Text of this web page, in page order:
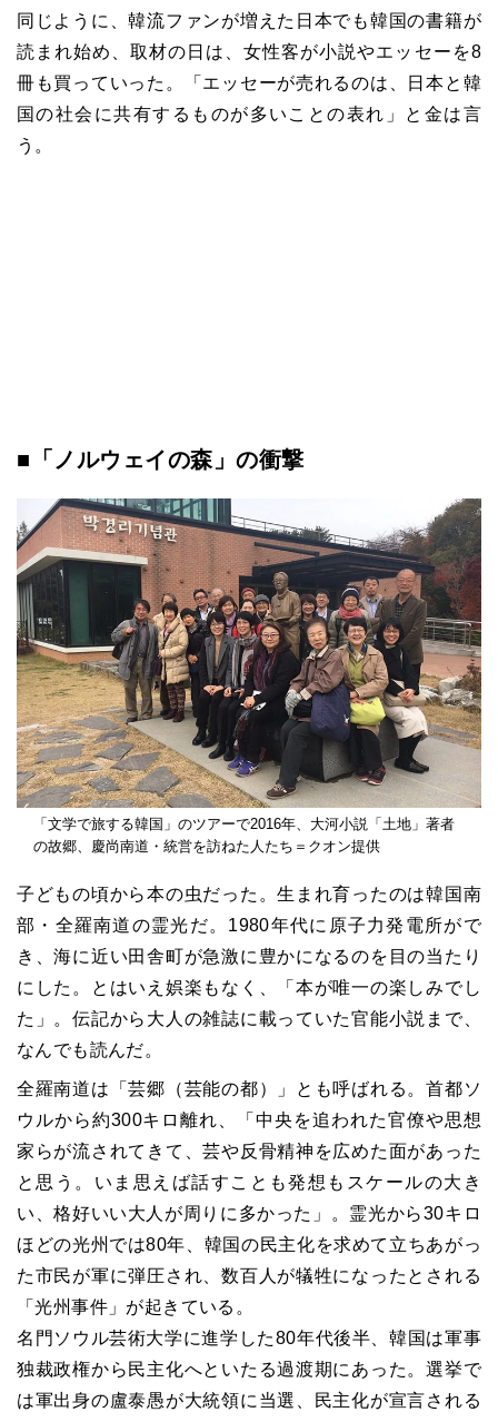
同じように、韓流ファンが増えた日本でも韓国の書籍が
読まれ始め、取材の日は、女性客が小説やエッセーを8
冊も買っていった。「エッセーが売れるのは、日本と韓
国の社会に共有するものが多いことの表れ」と金は言
う。
■「ノルウェイの森」の衝撃
「文学で旅する韓国」のツアーで2016年、大河小説「土地」著者
の故郷、慶尚南道・統営を訪ねた人たち＝クオン提供
子どもの頃から本の虫だった。生まれ育ったのは韓国南
部・全羅南道の霊光だ。1980年代に原子力発電所がで
き、海に近い田舎町が急激に豊かになるのを目の当たり
にした。とはいえ娯楽もなく、「本が唯一の楽しみでし
た」。伝記から大人の雑誌に載っていた官能小説まで、
なんでも読んだ。
全羅南道は「芸郷（芸能の都）」とも呼ばれる。首都ソ
ウルから約300キロ離れ、「中央を追われた官僚や思想
家らが流されてきて、芸や反骨精神を広めた面があった
と思う。いま思えば話すことも発想もスケールの大き
い、格好いい大人が周りに多かった」。霊光から30キロ
ほどの光州では80年、韓国の民主化を求めて立ちあがっ
た市民が軍に弾圧され、数百人が犠牲になったとされる
「光州事件」が起きている。
名門ソウル芸術大学に進学した80年代後半、韓国は軍事
独裁政権から民主化へといたる過渡期にあった。選挙で
は軍出身の盧泰愚が大統領に当選、民主化が宣言される